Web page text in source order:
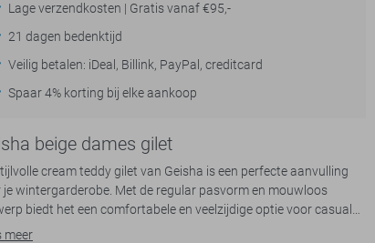
Lage verzendkosten | Gratis vanaf €95,-
21 dagen bedenktijd
Veilig betalen: iDeal, Billink, PayPal, creditcard
Spaar 4% korting bij elke aankoop
beige dames gilet
cream teddy gilet van Geisha is een perfecte aanvulling
je wintergarderobe. Met de regular pasvorm en mouwloos
biedt het een comfortabele en veelzijdige optie voor casual
De zachte teddy stof zorgt voor een warme en modieuze
meer